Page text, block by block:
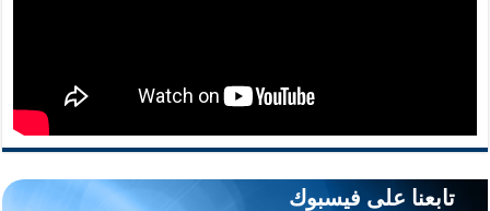
تابعنا على فيسبوك